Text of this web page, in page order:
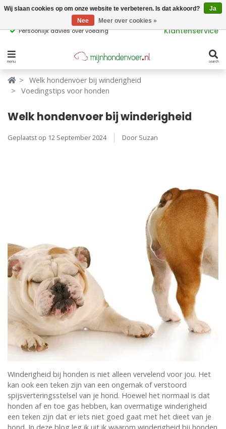
Wij slaan cookies op om onze website te verbeteren. Is dat akkoord?
Ja
Nee
Meer over cookies »
Persoonlijk advies over voeding Klantenservice
menu search
Verbergen
Merken
Hondenvoer
Blogs
Advies
Inloggen
Verbergen
Waar ben je naar op zoek?
graanvrij hondenvoer
Welk hondenvoer bij winderigheid
Voedingstips voor honden
Welk hondenvoer bij winderigheid
Geplaatst op 12 September 2024 Door Suzan
Winderigheid bij honden is niet alleen vervelend voor jou. Het
kan ook een teken zijn van een ongemak of verstoord
spijsverteringsstelsel van je hond. Hoewel het normaal is dat
honden af en toe gas hebben, kan overmatige winderigheid
een teken zijn dat er iets niet goed gaat met het dieet van je